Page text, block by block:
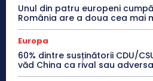
Unul din patru europeni
România are a doua cea mai
Europa
60% dintre susținătorii CDU/
văd China ca rival sau